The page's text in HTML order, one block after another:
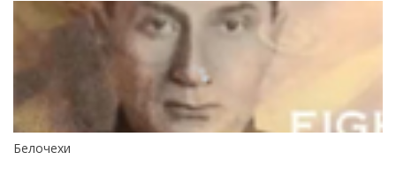
Белочехи